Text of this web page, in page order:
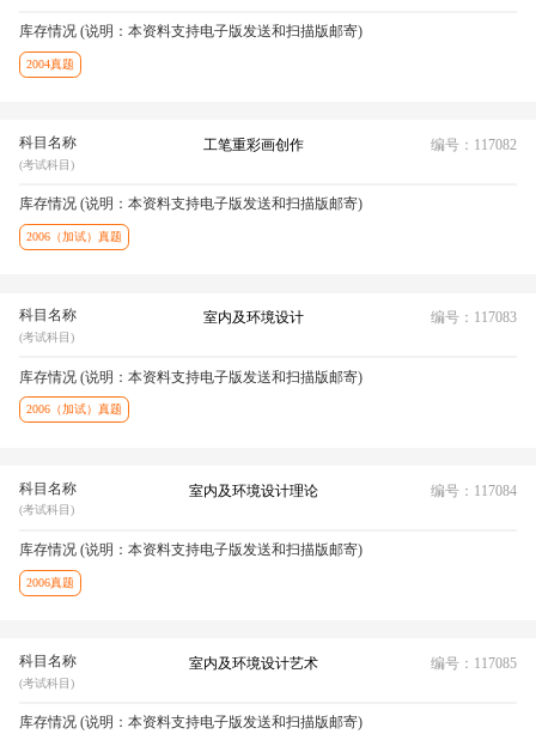
库存情况 (说明：本资料支持电子版发送和扫描版邮寄)
2004真题
科目名称
(考试科目)
工笔重彩画创作 编号：117082
库存情况 (说明：本资料支持电子版发送和扫描版邮寄)
2006（加试）真题
科目名称
(考试科目)
室内及环境设计 编号：117083
库存情况 (说明：本资料支持电子版发送和扫描版邮寄)
2006（加试）真题
科目名称
(考试科目)
室内及环境设计理论 编号：117084
库存情况 (说明：本资料支持电子版发送和扫描版邮寄)
2006真题
科目名称
(考试科目)
室内及环境设计艺术 编号：117085
库存情况 (说明：本资料支持电子版发送和扫描版邮寄)